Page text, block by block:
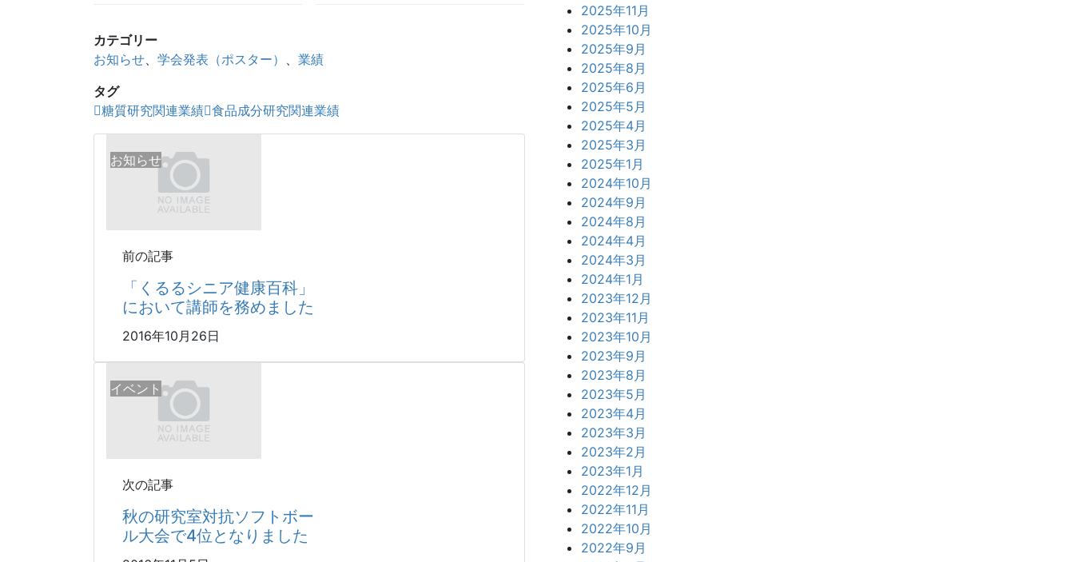
カテゴリー
お知らせ
学会発表（ポスター）
業績
タグ
糖質研究関連業績 食品成分研究関連業績
お知らせ
前の記事
「くるるシニア健康百科」
において講師を務めました
2016年10月26日
イベント
次の記事
秋の研究室対抗ソフトボー
ル大会で4位となりました
2025年11月
2025年10月
2025年9月
2025年8月
2025年6月
2025年5月
2025年4月
2025年3月
2025年1月
2024年10月
2024年9月
2024年8月
2024年4月
2024年3月
2024年1月
2023年12月
2023年11月
2023年10月
2023年9月
2023年8月
2023年5月
2023年4月
2023年3月
2023年2月
2023年1月
2022年12月
2022年11月
2022年10月
2022年9月